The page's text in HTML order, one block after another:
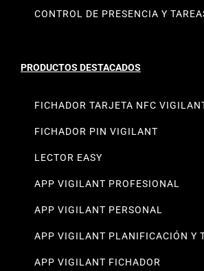
CONTROL DE PRESENCIA Y
PRODUCTOS DESTACADOS
FICHADOR TARJETA NFC
FICHADOR PIN VIGILANT
LECTOR EASY
APP VIGILANT PROFESIONAL
APP VIGILANT PERSONAL
APP VIGILANT PLANIFICACIÓN Y
APP VIGILANT FICHADOR